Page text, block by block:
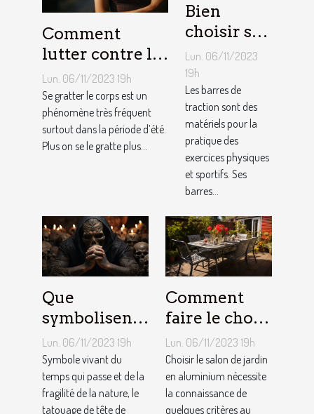
Comment
lutter contre la
démangeaison ?
Lun. 06/11/2023 19h
Se gratter le corps est un
phénomène très fréquent
surtout dans la période d’été.
Plus on se le gratte plus...
Bien
choisir sa
barre de
traction :
nos
conseils !
Lun. 06/11/2023
19h
Les barres de
traction sont des
matériels pour la
pratique des
exercices physiques
et sportifs. Ses
barres...
Que
symbolisent
les Tatouages
Têtes de
Mort ?
Lun. 06/11/2023 19h
Symbole vivant du
temps qui passe et de la
fragilité de la nature, le
tatouage de tête de
Comment
faire le choix
d’un salon de
jardin en
aluminium ?
Lun. 06/11/2023 19h
Choisir le salon de jardin
en aluminium nécessite
la connaissance de
quelques critères au